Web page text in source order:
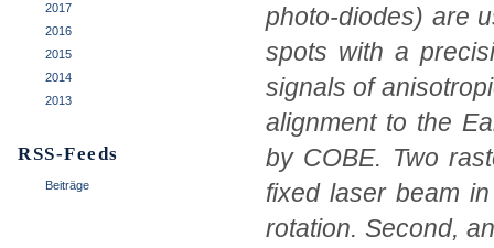
2017
2016
2015
2014
2013
RSS-Feeds
Beiträge
photo-diodes) are
spots with a
signals of
alignment to the
by COBE. Two
fixed laser beam
rotation. Second,